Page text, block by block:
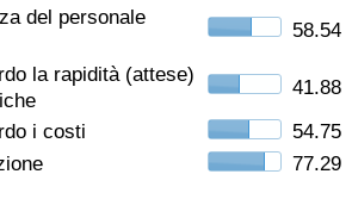
del personale
58.54
la rapidità (attese)
41.88
i costi
54.75
77.29
Sanitaria (Corrente)
Sanitaria
Sanitaria per